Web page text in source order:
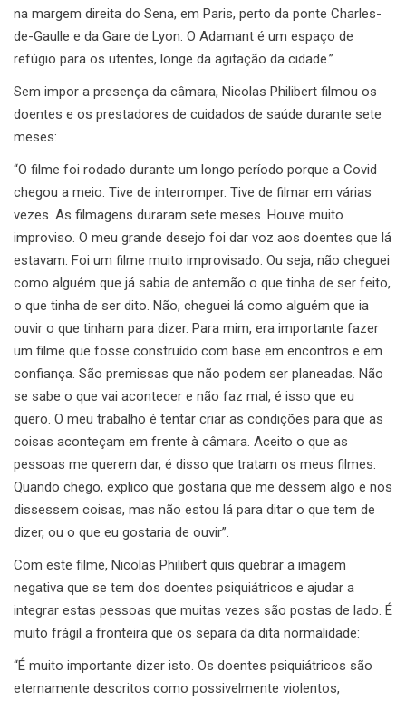
na margem direita do Sena, em Paris, perto da ponte Charles-
de-Gaulle e da Gare de Lyon. O Adamant é um espaço de
refúgio para os utentes, longe da agitação da cidade.”
Sem impor a presença da câmara, Nicolas Philibert filmou os
doentes e os prestadores de cuidados de saúde durante sete
meses:
“O filme foi rodado durante um longo período porque a Covid
chegou a meio. Tive de interromper. Tive de filmar em várias
vezes. As filmagens duraram sete meses. Houve muito
improviso. O meu grande desejo foi dar voz aos doentes que lá
estavam. Foi um filme muito improvisado. Ou seja, não cheguei
como alguém que já sabia de antemão o que tinha de ser feito,
o que tinha de ser dito. Não, cheguei lá como alguém que ia
ouvir o que tinham para dizer. Para mim, era importante fazer
um filme que fosse construído com base em encontros e em
confiança. São premissas que não podem ser planeadas. Não
se sabe o que vai acontecer e não faz mal, é isso que eu
quero. O meu trabalho é tentar criar as condições para que as
coisas aconteçam em frente à câmara. Aceito o que as
pessoas me querem dar, é disso que tratam os meus filmes.
Quando chego, explico que gostaria que me dessem algo e nos
dissessem coisas, mas não estou lá para ditar o que tem de
dizer, ou o que eu gostaria de ouvir”.
Com este filme, Nicolas Philibert quis quebrar a imagem
negativa que se tem dos doentes psiquiátricos e ajudar a
integrar estas pessoas que muitas vezes são postas de lado. É
muito frágil a fronteira que os separa da dita normalidade:
“É muito importante dizer isto. Os doentes psiquiátricos são
eternamente descritos como possivelmente violentos,